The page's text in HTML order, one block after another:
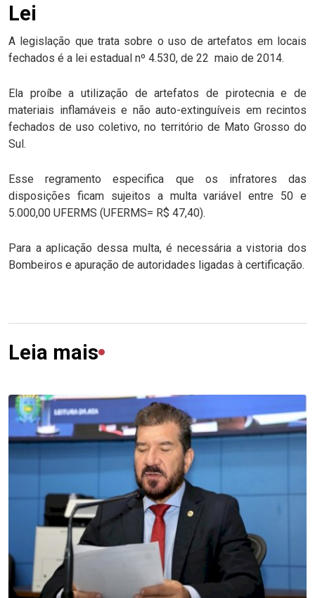
Lei
A legislação que trata sobre o uso de artefatos em locais
fechados é a lei estadual nº 4.530, de 22 maio de 2014.
Ela proíbe a utilização de artefatos de pirotecnia e de
materiais inflamáveis e não auto-extinguíveis em recintos
fechados de uso coletivo, no território de Mato Grosso do
Sul.
Esse regramento especifica que os infratores das
disposições ficam sujeitos a multa variável entre 50 e
5.000,00 UFERMS (UFERMS= R$ 47,40).
Para a aplicação dessa multa, é necessária a vistoria dos
Bombeiros e apuração de autoridades ligadas à certificação.
Leia mais